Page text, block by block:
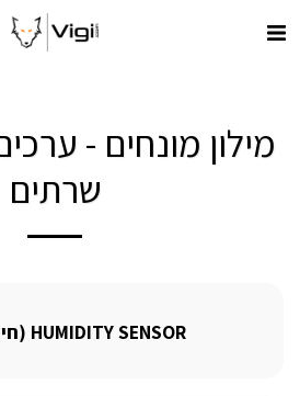
שרתים
HUMIDITY SENSOR (חיישן לחות)